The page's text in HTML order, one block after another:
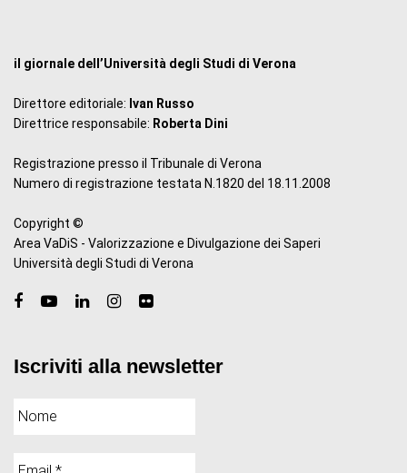
il giornale dell’Università degli Studi di Verona
Direttore editoriale: Ivan Russo
Direttrice responsabile: Roberta Dini
Registrazione presso il Tribunale di Verona
Numero di registrazione testata N.1820 del 18.11.2008
Copyright ©
Area VaDiS - Valorizzazione e Divulgazione dei Saperi
Università degli Studi di Verona
Iscriviti alla newsletter